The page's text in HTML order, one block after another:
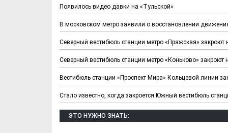
Появилось видео давки на «Тульской»
В московском метро заявили о восстановлении
Северный вестибюль станции метро «Пражская»
Северный вестибюль станции метро «Коньково» закроют
Вестибюль станции «Проспект Мира» Кольцевой линии
Стало известно, когда закроется Южный вестибюль
ЭТО НУЖНО ЗНАТЬ: